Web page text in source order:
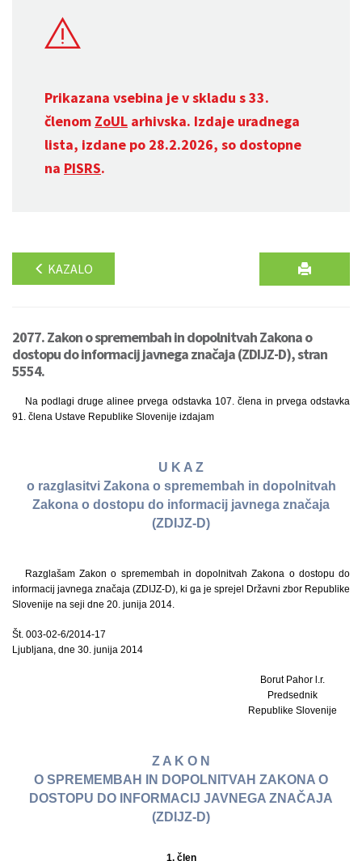
Prikazana vsebina je v skladu s 33.
členom ZoUL arhivska. Izdaje uradnega
lista, izdane po 28.2.2026, so dostopne
na PISRS.
KAZALO
2077. Zakon o spremembah in dopolnitvah Zakona o
dostopu do informacij javnega značaja (ZDIJZ-D), stran
5554.
Na podlagi druge alinee prvega odstavka 107. člena in prvega odstavka
91. člena Ustave Republike Slovenije izdajam
U K A Z
o razglasitvi Zakona o spremembah in dopolnitvah
Zakona o dostopu do informacij javnega značaja
(ZDIJZ-D)
Razglašam Zakon o spremembah in dopolnitvah Zakona o dostopu do
informacij javnega značaja (ZDIJZ-D), ki ga je sprejel Državni zbor Republike
Slovenije na seji dne 20. junija 2014.
Št. 003-02-6/2014-17
Ljubljana, dne 30. junija 2014
Borut Pahor l.r.
Predsednik
Republike Slovenije
Z A K O N
O SPREMEMBAH IN DOPOLNITVAH ZAKONA O
DOSTOPU DO INFORMACIJ JAVNEGA ZNAČAJA
(ZDIJZ-D)
1. člen